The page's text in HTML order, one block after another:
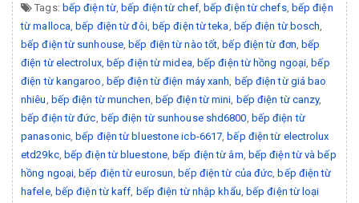
Tags: bếp điện từ, bếp điện từ chef, bếp điện từ chefs, bếp điện
từ malloca, bếp điện từ đôi, bếp điện từ teka, bếp điện từ bosch,
bếp điện từ sunhouse, bếp điện từ nào tốt, bếp điện từ đơn, bếp
điện từ electrolux, bếp điện từ midea, bếp điện từ hồng ngoại, bếp
điện từ kangaroo, bếp điện từ điện máy xanh, bếp điện từ giá bao
nhiêu, bếp điện từ munchen, bếp điện từ mini, bếp điện từ canzy,
bếp điện từ đức, bếp điện từ sunhouse shd6800, bếp điện từ
panasonic, bếp điện từ bluestone icb-6617, bếp điện từ electrolux
etd29kc, bếp điện từ bluestone, bếp điện từ âm, bếp điện từ và bếp
hồng ngoại, bếp điện từ eurosun, bếp điện từ của đức, bếp điện từ
hafele, bếp điện từ kaff, bếp điện từ nhập khẩu, bếp điện từ loại